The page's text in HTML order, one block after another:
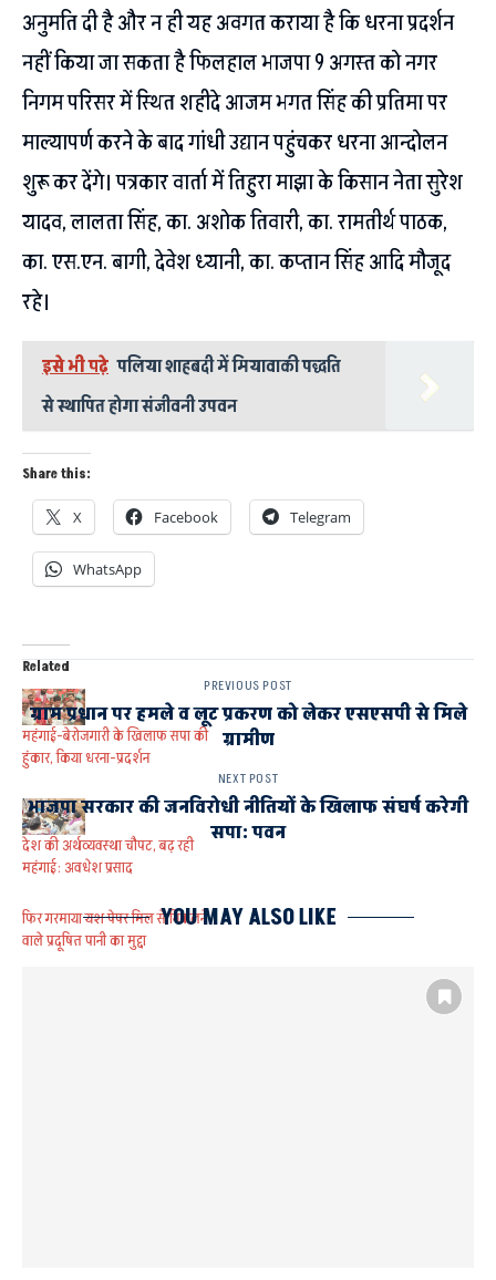
अनुमति दी है और न ही यह अवगत कराया है कि धरना प्रदर्शन
नहीं किया जा सकता है फिलहाल भाजपा 9 अगस्त को नगर
निगम परिसर में स्थित शहीदे आजम भगत सिंह की प्रतिमा पर
माल्यापर्ण करने के बाद गांधी उद्यान पहुंचकर धरना आन्दोलन
शुरू कर देंगे। पत्रकार वार्ता में तिहुरा माझा के किसान नेता सुरेश
यादव, लालता सिंह, का. अशोक तिवारी, का. रामतीर्थ पाठक,
का. एस.एन. बागी, देवेश ध्यानी, का. कप्तान सिंह आदि मौजूद
रहे।
इसे भी पढ़े पलिया शाहबदी में मियावाकी पद्धति
से स्थापित होगा संजीवनी उपवन
Share this:
X Facebook Telegram
WhatsApp
Related
महंगाई-बेरोजगारी के खिलाफ सपा की
हुंकार, किया धरना-प्रदर्शन
देश की अर्थव्यवस्था चौपट, बढ़ रही
महंगाई: अवधेश प्रसाद
फिर गरमाया यश पेपर मिल से निकलने
वाले प्रदूषित पानी का मुद्दा
PREVIOUS POST
ग्राम प्रधान पर हमले व लूट प्रकरण को लेकर एसएसपी से मिले
ग्रामीण
NEXT POST
भाजपा सरकार की जनविरोधी नीतियों के खिलाफ संघर्ष करेगी
सपा: पवन
YOU MAY ALSO LIKE